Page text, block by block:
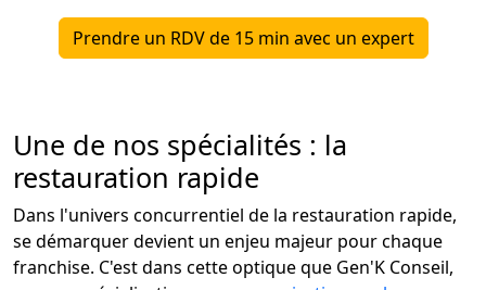
Prendre un RDV de 15 min avec un expert
Une de nos spécialités : la
restauration rapide
Dans l'univers concurrentiel de la restauration rapide,
se démarquer devient un enjeu majeur pour chaque
franchise. C'est dans cette optique que Gen'K Conseil,